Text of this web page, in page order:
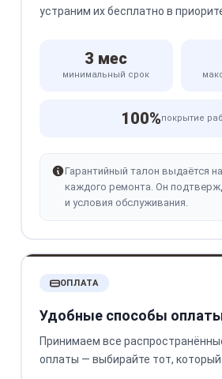
устраним их бесплатно в
3 мес
минимальный срок
100%покрытие
Гарантийный талон выдаётся
каждого ремонта. Он
и условия обслуживания.
ОПЛАТА
Удобные способы
Принимаем все
оплаты — выбирайте тот, который